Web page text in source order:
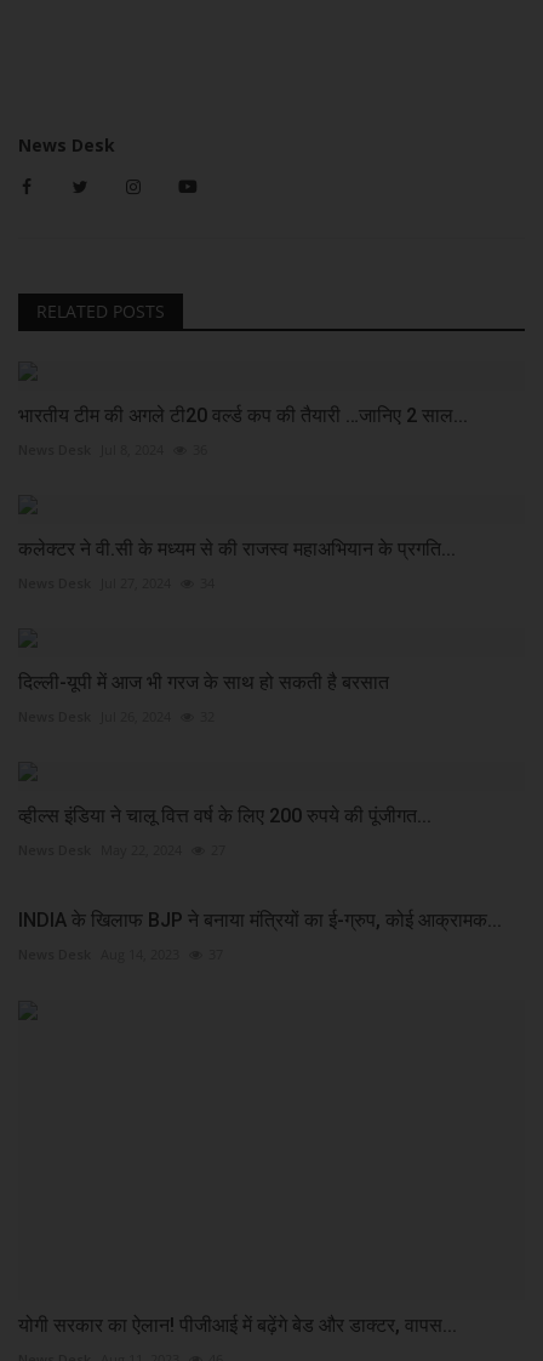
News Desk
RELATED POSTS
भारतीय टीम की अगले टी20 वर्ल्ड कप की तैयारी …जानिए 2 साल...
कलेक्टर ने वी.सी के मध्यम से की राजस्व महाअभियान के प्रगति...
दिल्ली-यूपी में आज भी गरज के साथ हो सकती है बरसात
व्हील्स इंडिया ने चालू वित्त वर्ष के लिए 200 रुपये की पूंजीगत...
INDIA के खिलाफ BJP ने बनाया मंत्रियों का ई-ग्रुप, कोई आक्रामक...
योगी सरकार का ऐलान! पीजीआई में बढ़ेंगे बेड और डाक्टर, वापस...